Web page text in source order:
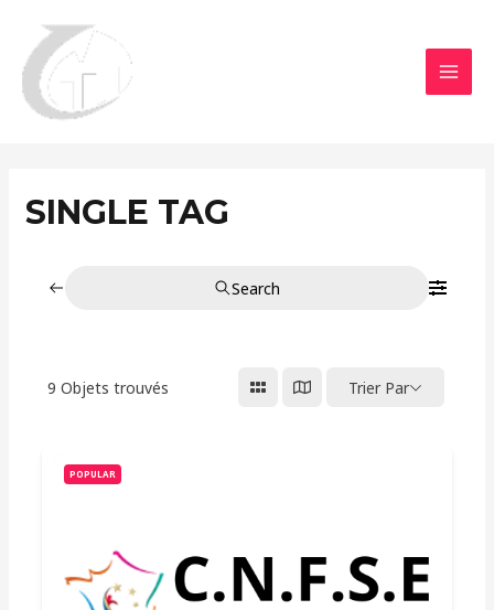
contenu
SINGLE TAG
Search
9 Objets trouvés Trier Par
POPULAR